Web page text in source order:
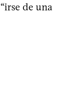
de una